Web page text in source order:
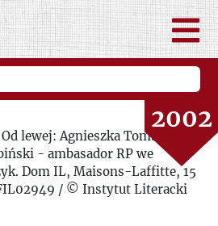
2000
2001
2002
2003
lewej: Agnieszka Tombińska,
- ambasador RP we
Dom IL, Maisons-Laffitte, 15
/ © Instytut Literacki